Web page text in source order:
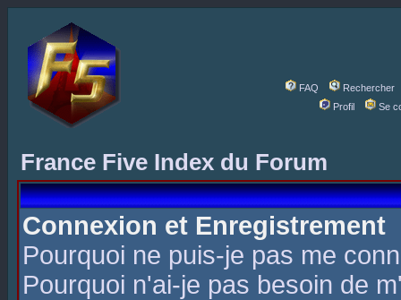
FAQ
Rechercher
Profil
Se
France Five Index du Forum
Connexion et Enregistrement
Pourquoi ne puis-je pas me
Pourquoi n'ai-je pas besoin de